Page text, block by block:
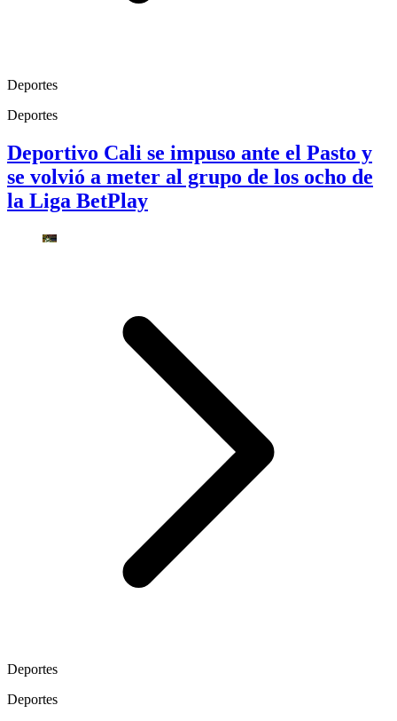
Deportes
Deportes
Deportivo Cali se impuso ante el Pasto y
se volvió a meter al grupo de los ocho de
la Liga BetPlay
Deportes
Deportes